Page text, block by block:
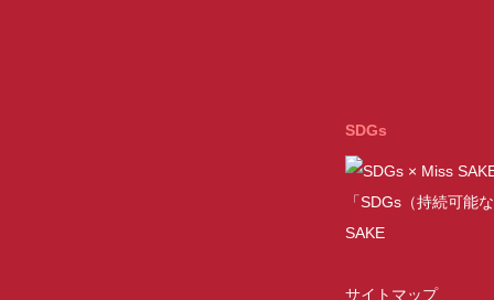
SDGs
「SDGs（持続可能
SAKE
サイトマップ